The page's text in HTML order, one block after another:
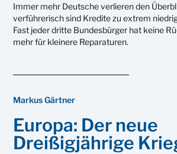
Immer mehr Deutsche verlieren den
verführerisch sind Kredite zu extrem
Fast jeder dritte Bundesbürger hat keine
mehr für kleinere Reparaturen.
Markus Gärtner
Europa: Der neue
Dreißigjährige